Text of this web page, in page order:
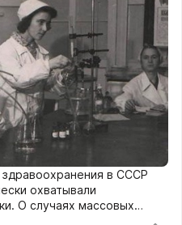
в СССР
охватывали
О случаях массовых